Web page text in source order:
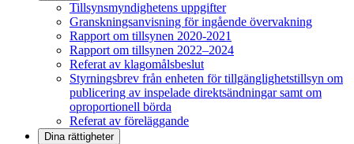
Tillsynsmyndighetens uppgifter
Granskningsanvisning för ingående övervakning
Rapport om tillsynen 2020-2021
Rapport om tillsynen 2022–2024
Referat av klagomålsbeslut
Styrningsbrev från enheten för tillgänglighetstillsyn om
publicering av inspelade direktsändningar samt om
oproportionell börda
Referat av föreläggande
Dina rättigheter